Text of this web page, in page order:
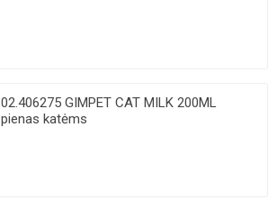
02.406275 GIMPET CAT MILK 200ML
pienas katėms